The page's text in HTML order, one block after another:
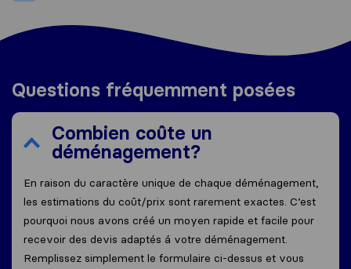
Questions fréquemment posées
Combien coûte un
déménagement?
En raison du caractère unique de chaque déménagement,
les estimations du coût/prix sont rarement exactes. C’est
pourquoi nous avons créé un moyen rapide et facile pour
recevoir des devis adaptés á votre déménagement.
Remplissez simplement le formulaire ci-dessus et vous